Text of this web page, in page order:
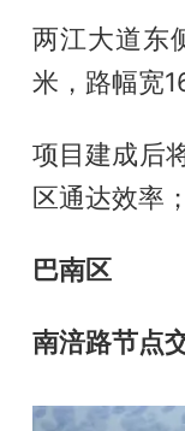
两江大道东
米，路幅宽
项目建成后
区通达效率
巴南区
南涪路节点